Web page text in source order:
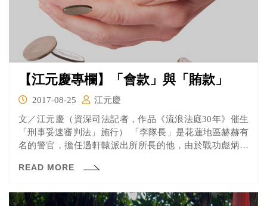
【江元慶專欄】「會款」與「賄款」
2017-08-25
江元慶
文／江元慶（資深司法記者，作品《流浪法庭30年》催生
「刑事妥速審判法」施行） 「李隊長」是花蓮地區赫赫有
名的警官，擔任過軒轅派出所所長的他，由於戰功彪炳，
READ MORE